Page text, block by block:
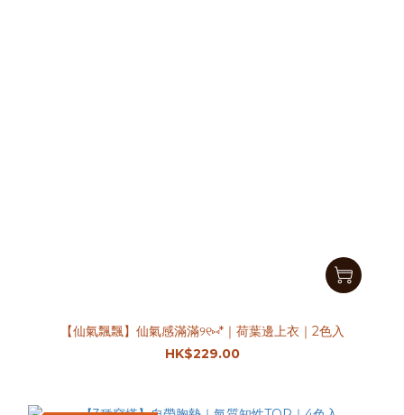
【仙氣飄飄】仙氣感滿滿୨୧⑅︎*｜荷葉邊上衣｜2色入
HK$229.00